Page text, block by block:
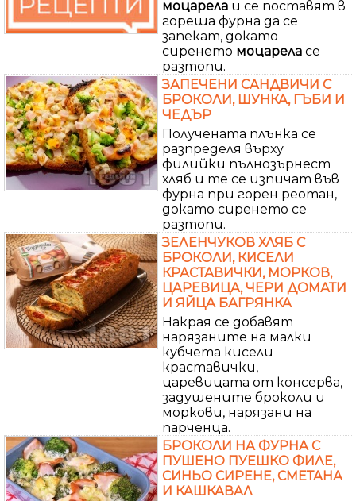
моцарела и се поставят в
гореща фурна да се
запекат, докато
сиренето моцарела се
разтопи.
ЗАПЕЧЕНИ САНДВИЧИ С
БРОКОЛИ, ШУНКА, ГЪБИ И
ЧЕДЪР
Получената плънка се
разпределя върху
филийки пълнозърнест
хляб и те се изпичат във
фурна при горен реотан,
докато сиренето се
разтопи.
ЗЕЛЕНЧУКОВ ХЛЯБ С
БРОКОЛИ, КИСЕЛИ
КРАСТАВИЧКИ, МОРКОВ,
ЦАРЕВИЦА, ЧЕРИ ДОМАТИ
И ЯЙЦА БАГРЯНКА
Накрая се добавят
нарязаните на малки
кубчета кисели
краставички,
царевицата от консерва,
задушените броколи и
моркови, нарязани на
парченца.
БРОКОЛИ НА ФУРНА С
ПУШЕНО ПУЕШКО ФИЛЕ,
СИНЬО СИРЕНЕ, СМЕТАНА
И КАШКАВАЛ